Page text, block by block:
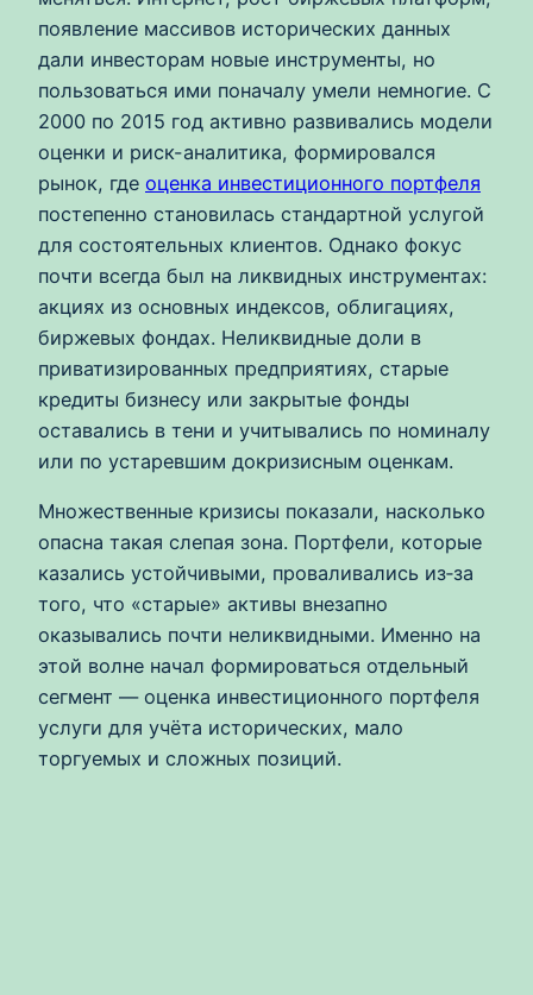
появление массивов исторических данных
дали инвесторам новые инструменты, но
пользоваться ими поначалу умели немногие. С
2000 по 2015 год активно развивались модели
оценки и риск-аналитика, формировался
рынок, где оценка инвестиционного портфеля
постепенно становилась стандартной услугой
для состоятельных клиентов. Однако фокус
почти всегда был на ликвидных инструментах:
акциях из основных индексов, облигациях,
биржевых фондах. Неликвидные доли в
приватизированных предприятиях, старые
кредиты бизнесу или закрытые фонды
оставались в тени и учитывались по номиналу
или по устаревшим докризисным оценкам.
Множественные кризисы показали, насколько
опасна такая слепая зона. Портфели, которые
казались устойчивыми, проваливались из‑за
того, что «старые» активы внезапно
оказывались почти неликвидными. Именно на
этой волне начал формироваться отдельный
сегмент — оценка инвестиционного портфеля
услуги для учёта исторических, мало
торгуемых и сложных позиций.